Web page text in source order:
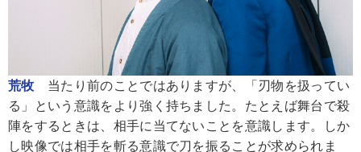
荒牧当たり前のことではありますが、「刃物を扱ってい
る」という意識をより強く持ちました。たとえば舞台で殺
陣をするときは、相手に当てないことを意識します。しか
し映像では相手を斬る意識で刀を振ることが求められま